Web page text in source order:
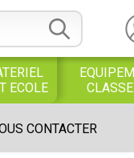
ECOLE
CONTACTER